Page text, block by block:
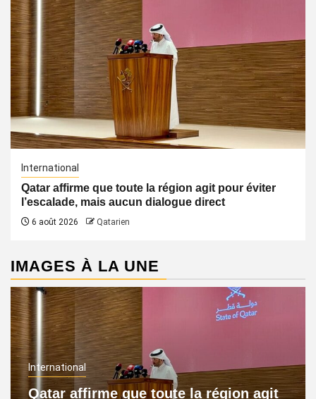
International
Qatar affirme que toute la région agit pour éviter
l’escalade, mais aucun dialogue direct
6 août 2026 Qatarien
IMAGES À LA UNE
International
Qatar affirme que toute la région agit